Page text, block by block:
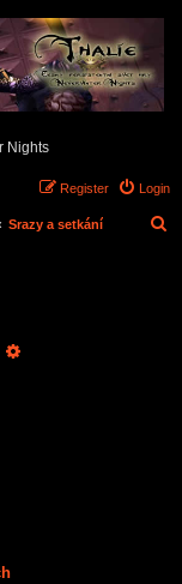
Nights
Login
Register
Srazy a setkání
Search